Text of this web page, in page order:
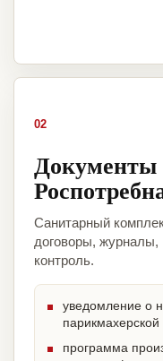
02
Документы
Санитарный
договоры, журналы,
контроль.
уведомление о
парикмахерской
программа